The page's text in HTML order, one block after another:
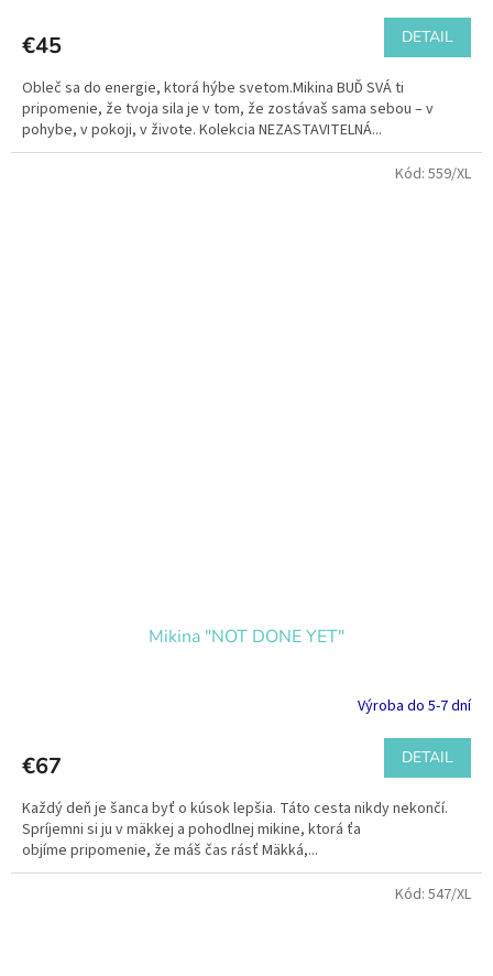
€45 DETAIL
Obleč sa do energie, ktorá hýbe svetom.Mikina BUĎ SVÁ ti
pripomenie, že tvoja sila je v tom, že zostávaš sama sebou – v
pohybe, v pokoji, v živote. Kolekcia NEZASTAVITELNÁ...
Mikina "NOT DONE YET"
Výroba do 5-7 dní
€67 DETAIL
Každý deň je šanca byť o kúsok lepšia. Táto cesta nikdy nekončí.
Spríjemni si ju v mäkkej a pohodlnej mikine, ktorá ťa
objíme pripomenie, že máš čas rásť Mäkká,...
Kód: 559/XL
Kód: 547/XL